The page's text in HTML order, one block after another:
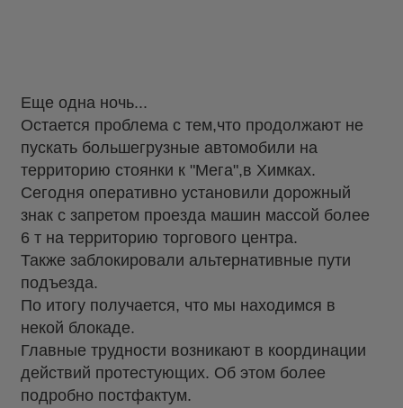
Еще одна ночь...
Остается проблема с тем,что продолжают не
пускать большегрузные автомобили на
территорию стоянки к "Мега",в Химках.
Сегодня оперативно установили дорожный
знак с запретом проезда машин массой более
6 т на территорию торгового центра.
Также заблокировали альтернативные пути
подъезда.
По итогу получается, что мы находимся в
некой блокаде.
Главные трудности возникают в координации
действий протестующих. Об этом более
подробно постфактум.